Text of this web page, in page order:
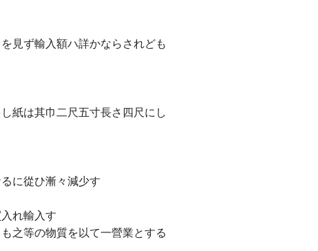
見ず輸入額ハ詳かならされども
紙は其巾二尺五寸長さ四尺にし
に從ひ漸々減少す
れ輸入す
之等の物質を以て一營業とする